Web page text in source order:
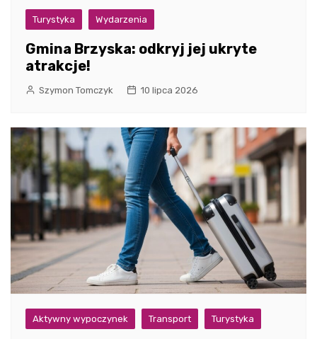
Turystyka Wydarzenia
Gmina Brzyska: odkryj jej ukryte
atrakcje!
Szymon Tomczyk 10 lipca 2026
Aktywny wypoczynek Transport Turystyka